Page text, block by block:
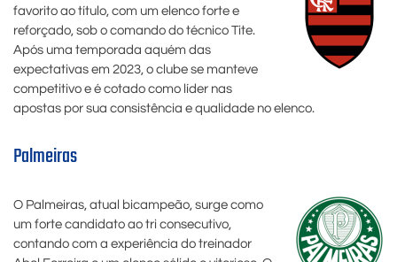
favorito ao título, com um elenco forte e
reforçado, sob o comando do técnico Tite.
Após uma temporada aquém das
expectativas em 2023, o clube se manteve
competitivo e é cotado como líder nas
apostas por sua consistência e qualidade no elenco.
Palmeiras
O Palmeiras, atual bicampeão, surge como
um forte candidato ao tri consecutivo,
contando com a experiência do treinador